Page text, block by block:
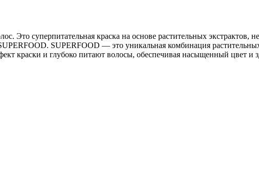
Это суперпитательная краска на основе растительных экстрактов,
SUPERFOOD — это уникальная комбинация
краски и глубоко питают волосы, обеспечивая насыщенный цвет и